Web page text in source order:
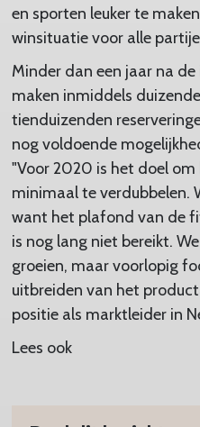
en sporten leuker te
winsituatie voor alle
Minder dan een jaar na
maken inmiddels
tienduizenden
nog voldoende
"Voor 2020 is het doel
minimaal te verdubbelen.
want het plafond van de
is nog lang niet bereikt.
groeien, maar voorlopig
uitbreiden van het
positie als marktleider in
Lees ook